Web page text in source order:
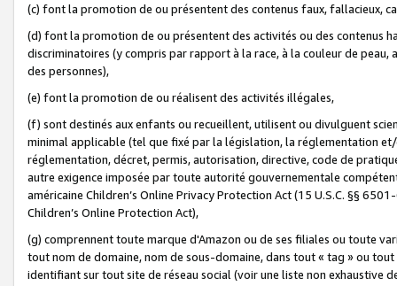
(c) font la promotion de ou présentent des contenus faux, fallacieux,
(d) font la promotion de ou présentent des activités ou des contenus
discriminatoires (y compris par rapport à la race, à la couleur de
des personnes),
(e) font la promotion de ou réalisent des activités illégales,
(f) sont destinés aux enfants ou recueillent, utilisent ou divulguent
minimal applicable (tel que fixé par la législation, la réglementation
réglementation, décret, permis, autorisation, directive, code de
autre exigence imposée par toute autorité gouvernementale
américaine Children’s Online Privacy Protection Act (15 U.S.C. §§
Children’s Online Protection Act),
(g) comprennent toute marque d'Amazon ou de ses filiales ou toute
tout nom de domaine, nom de sous-domaine, dans tout « tag » ou
identifiant sur tout site de réseau social (voir une liste non exhaustive